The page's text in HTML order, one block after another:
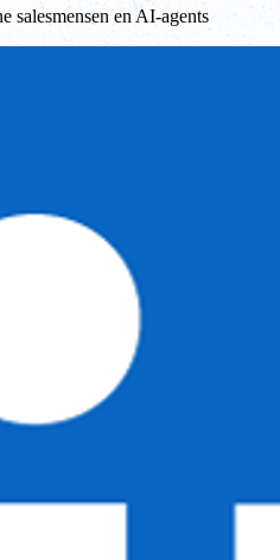
salesmensen en AI-agents